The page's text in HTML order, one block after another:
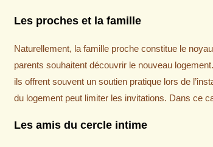
Les proches et la famille
Naturellement, la famille proche constitue le
parents souhaitent découvrir le nouveau
ils offrent souvent un soutien pratique lors de
du logement peut limiter les invitations. Dans ce
Les amis du cercle intime